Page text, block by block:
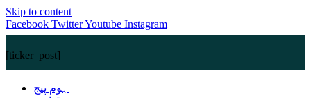
Skip to content
Facebook TwitterYoutube Instagram
[ticker_post]
ہوم پیج